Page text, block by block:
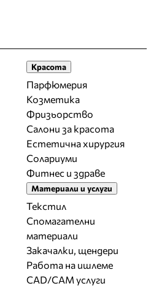
Красота
Парфюмерия
Козметика
Фризьорство
Салони за красота
Естетична хирургия
Солариуми
Фитнес и здраве
Материали и услуги
Текстил
Спомагателни
материали
Закачалки, щендери
Работа на ишлеме
CAD/CAM услуги